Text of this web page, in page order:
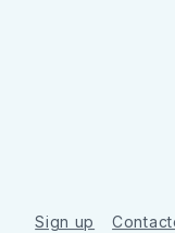
Sign up